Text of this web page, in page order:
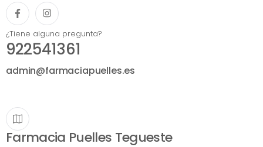
¿Tiene alguna pregunta?
922541361
admin@farmaciapuelles.es
Farmacia Puelles Tegueste